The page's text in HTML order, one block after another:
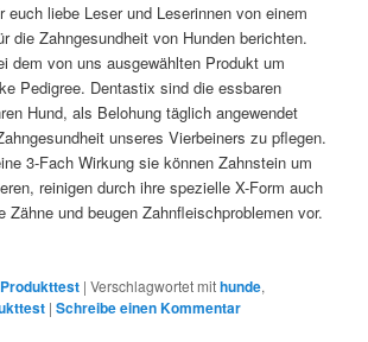
euch liebe Leser und Leserinnen von einem
die Zahngesundheit von Hunden berichten.
dem von uns ausgewählten Produkt um
Pedigree. Dentastix sind die essbaren
Hund, als Belohung täglich angewendet
unseres Vierbeiners zu pflegen.
3-Fach Wirkung sie können Zahnstein um
reinigen durch ihre spezielle X-Form auch
Zähne und beugen Zahnfleischproblemen vor.
Produkttest |Verschlagwortet mithunde,
|Schreibe einen Kommentar